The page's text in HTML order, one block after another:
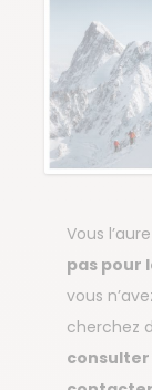
Vous
pas pour
vous
cherchez